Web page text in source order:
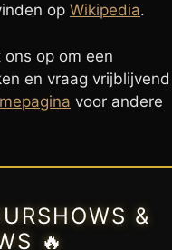
op Wikipedia.
ons op om een
en vraag vrijblijvend
voor andere
&
🔥